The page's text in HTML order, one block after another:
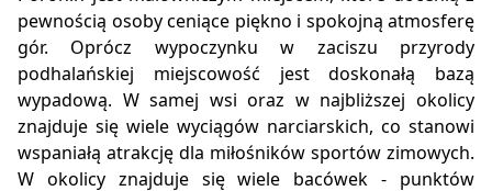
pewnością osoby ceniące piękno i spokojną atmosferę
gór. Oprócz wypoczynku w zaciszu przyrody
podhalańskiej miejscowość jest doskonałą bazą
wypadową. W samej wsi oraz w najbliższej okolicy
znajduje się wiele wyciągów narciarskich, co stanowi
wspaniałą atrakcję dla miłośników sportów zimowych.
W okolicy znajduje się wiele bacówek - punktów